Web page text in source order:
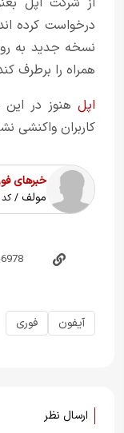
درخواست کرده
نسخه جدید به
همراه را برطرف
اپل هنوز در
کاربران واکنشی
خبرهای
مولف / کد
آیفون فوری
ارسال نظر